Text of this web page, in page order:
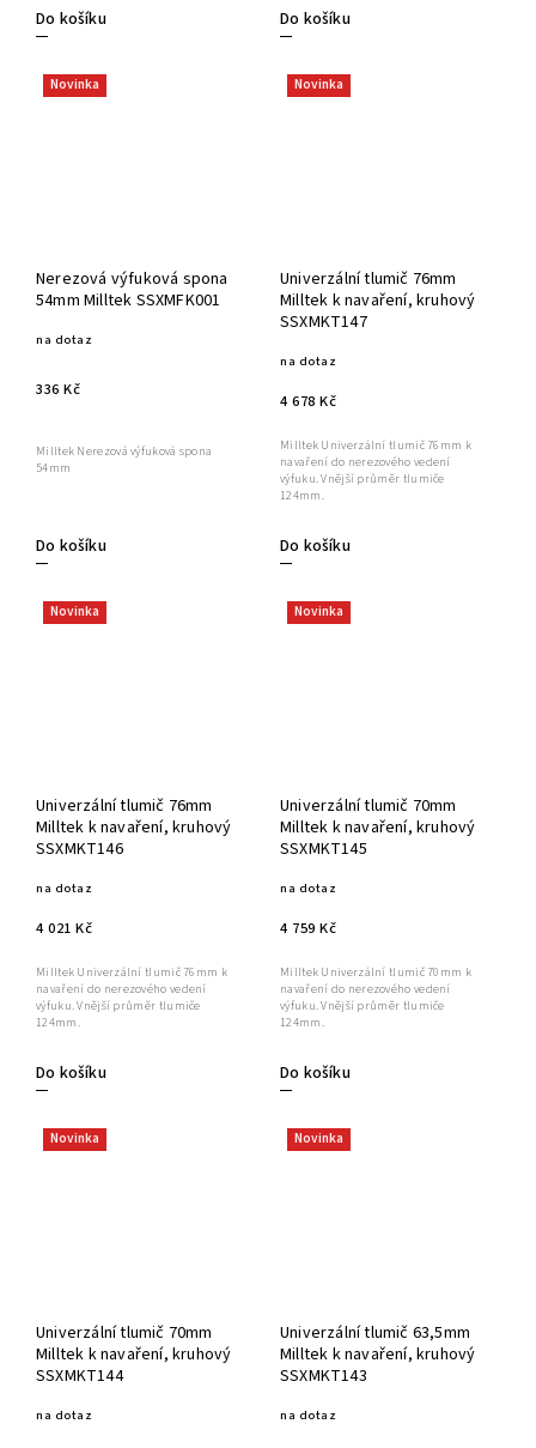
Do košíku Do košíku
Novinka
Nerezová výfuková spona
54mm Milltek SSXMFK001
na dotaz
336 Kč
Do košíku
Milltek Nerezová výfuková spona
54mm
Novinka
Univerzální tlumič 76mm
Milltek k navaření, kruhový
SSXMKT147
na dotaz
4 678 Kč
Do košíku
Milltek Univerzální tlumič 76mm k
navaření do nerezového vedení
výfuku. Vnější průměr tlumiče
124mm.
Novinka
Univerzální tlumič 76mm
Milltek k navaření, kruhový
SSXMKT146
na dotaz
4 021 Kč
Do košíku
Milltek Univerzální tlumič 76mm k
navaření do nerezového vedení
výfuku. Vnější průměr tlumiče
124mm.
Novinka
Univerzální tlumič 70mm
Milltek k navaření, kruhový
SSXMKT145
na dotaz
4 759 Kč
Do košíku
Milltek Univerzální tlumič 70mm k
navaření do nerezového vedení
výfuku. Vnější průměr tlumiče
124mm.
Novinka
Univerzální tlumič 70mm
Milltek k navaření, kruhový
SSXMKT144
na dotaz
Novinka
Univerzální tlumič 63,5mm
Milltek k navaření, kruhový
SSXMKT143
na dotaz